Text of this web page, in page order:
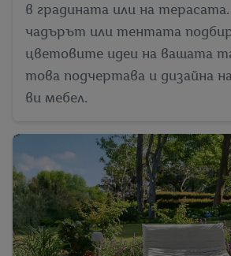
в градината или на терасата.
чадърът или тентата
цветовите идеи на вашата
това подчертава и дизайна
ви мебел.